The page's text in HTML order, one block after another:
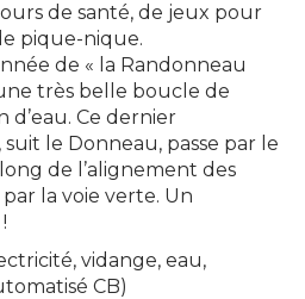
de santé, de jeux pour
pique-nique.
de « la Randonneau
très belle boucle de
d’eau. Ce dernier
suit le Donneau, passe par le
de l’alignement des
la voie verte. Un
vidange, eau,
CB)